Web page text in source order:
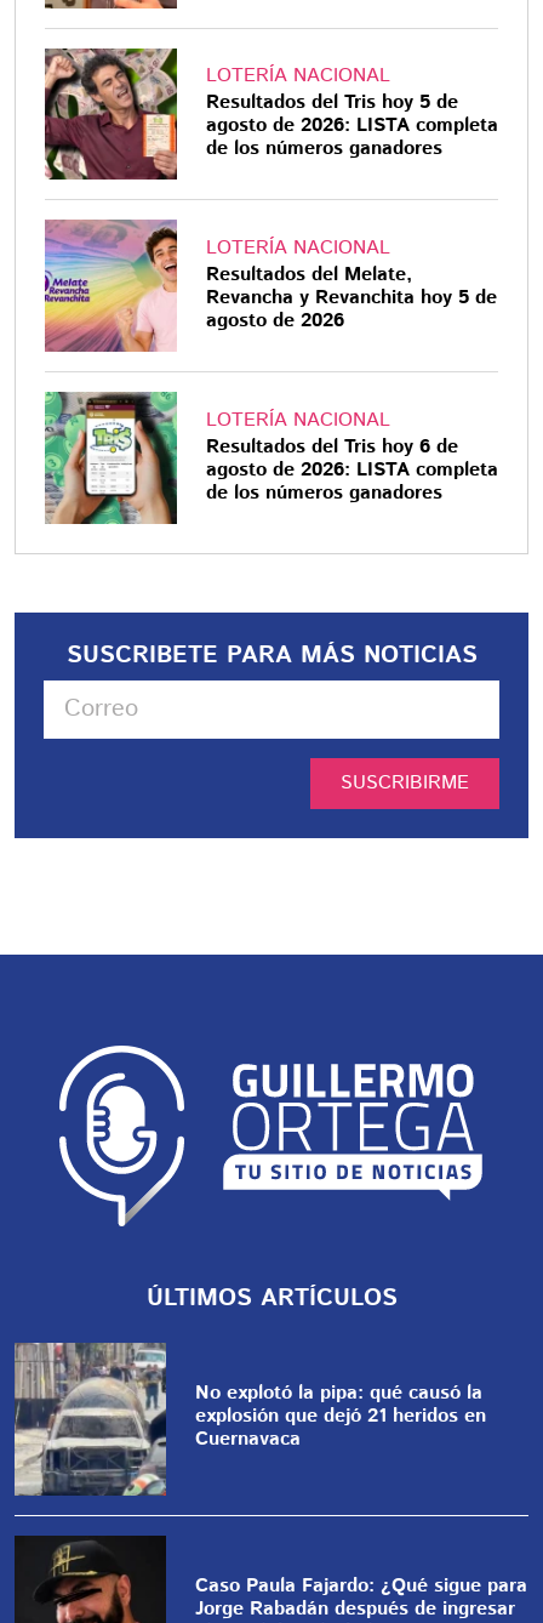
LOTERÍA NACIONAL
Resultados del Tris hoy 5 de
agosto de 2026: LISTA completa
de los números ganadores
LOTERÍA NACIONAL
Resultados del Melate,
Revancha y Revanchita hoy 5 de
agosto de 2026
LOTERÍA NACIONAL
Resultados del Tris hoy 6 de
agosto de 2026: LISTA completa
de los números ganadores
SUSCRIBETE PARA MÁS NOTICIAS
SUSCRIBIRME
ÚLTIMOS ARTÍCULOS
No explotó la pipa: qué causó la
explosión que dejó 21 heridos en
Cuernavaca
Caso Paula Fajardo: ¿Qué sigue para
Jorge Rabadán después de ingresar